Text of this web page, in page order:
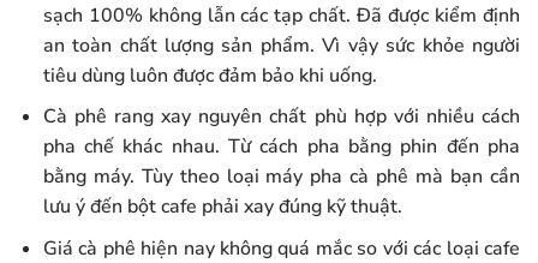
sạch 100% không lẫn các tạp chất. Đã được kiểm định
an toàn chất lượng sản phẩm. Vì vậy sức khỏe người
tiêu dùng luôn được đảm bảo khi uống.
Cà phê rang xay nguyên chất phù hợp với nhiều cách
pha chế khác nhau. Từ cách pha bằng phin đến pha
bằng máy. Tùy theo loại máy pha cà phê mà bạn cần
lưu ý đến bột cafe phải xay đúng kỹ thuật.
Giá cà phê hiện nay không quá mắc so với các loại cafe